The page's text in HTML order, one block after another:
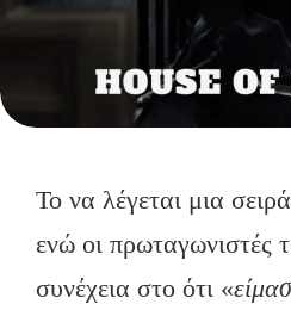
Το να λέγεται μια σειρά
ενώ οι πρωταγωνιστές
συνέχεια στο ότι «